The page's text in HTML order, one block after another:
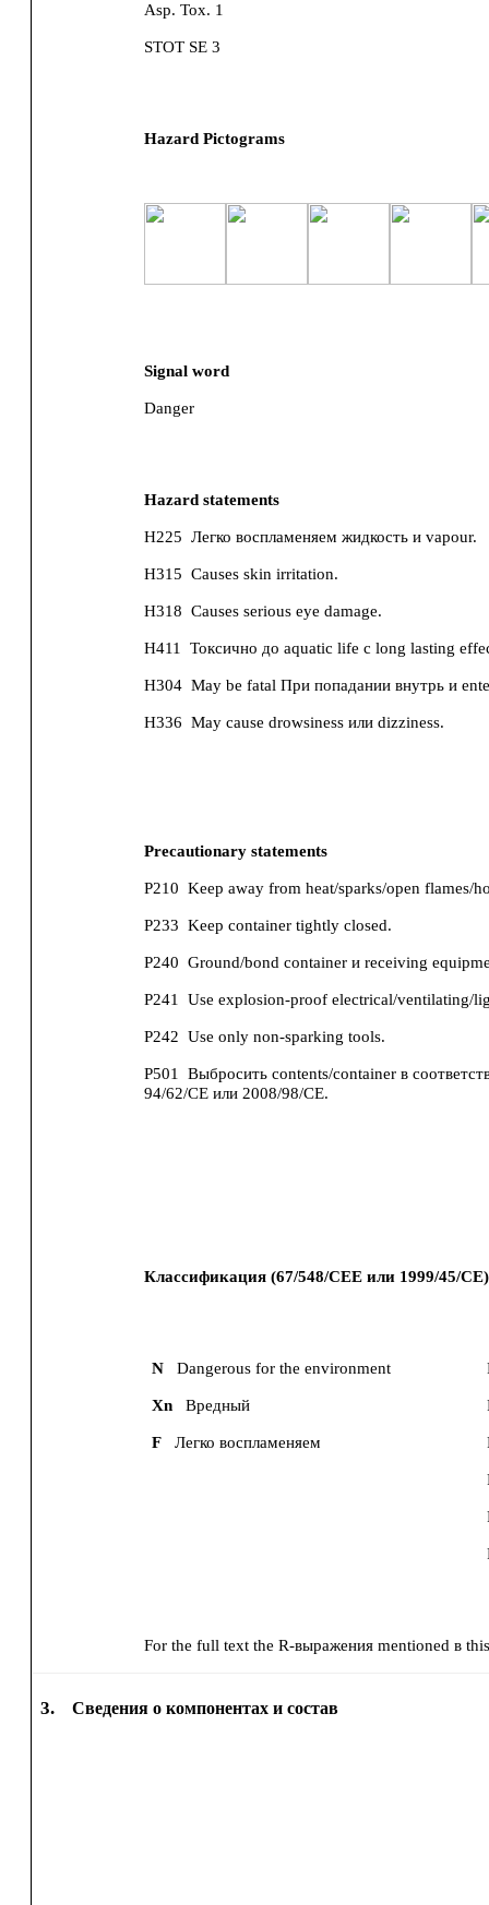
Asp. Tox. 1
STOT SE 3
Hazard Pictograms
Signal word
Danger
Hazard statements
H225 Легко воспламеняем жидкость и vapour.
H315 Causes skin irritation.
H318 Causes serious eye damage.
H411 Токсично до aquatic life с long lasting
H304 May be fatal При попадании внутрь и
H336 May cause drowsiness или dizziness.
Precautionary statements
P210 Keep away from heat/sparks/open flames/
P233 Keep container tightly closed.
P240 Ground/bond container и receiving
P241 Use explosion-proof electrical/ventilating/
P242 Use only non-sparking tools.
P501
Выбросить contents/container в
94/62/CE или 2008/98/CE.
Классификация (67/548/CEE или 1999/45/
N Dangerous for the environment
Xn Вредный
F Легко воспламеняем
For the full text the R-выражения mentioned в
3. Сведения о компонентах и состав